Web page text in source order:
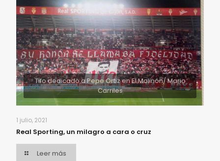
Tifo dedicado a Pepe Ortiz en El Molinón/ Mario
Carriles
1 julio, 2021
Real Sporting, un milagro a cara o cruz
Leer más